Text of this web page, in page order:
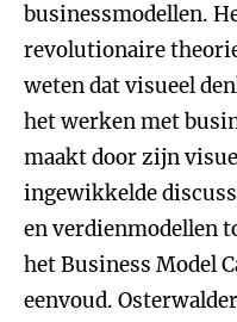
businessmodellen.
revolutionaire
weten dat visueel
het werken met
maakt door zijn
ingewikkelde
en verdienmodellen
het Business Model
eenvoud.